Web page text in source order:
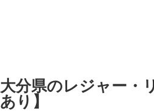
大分県のレジャー・
あり】